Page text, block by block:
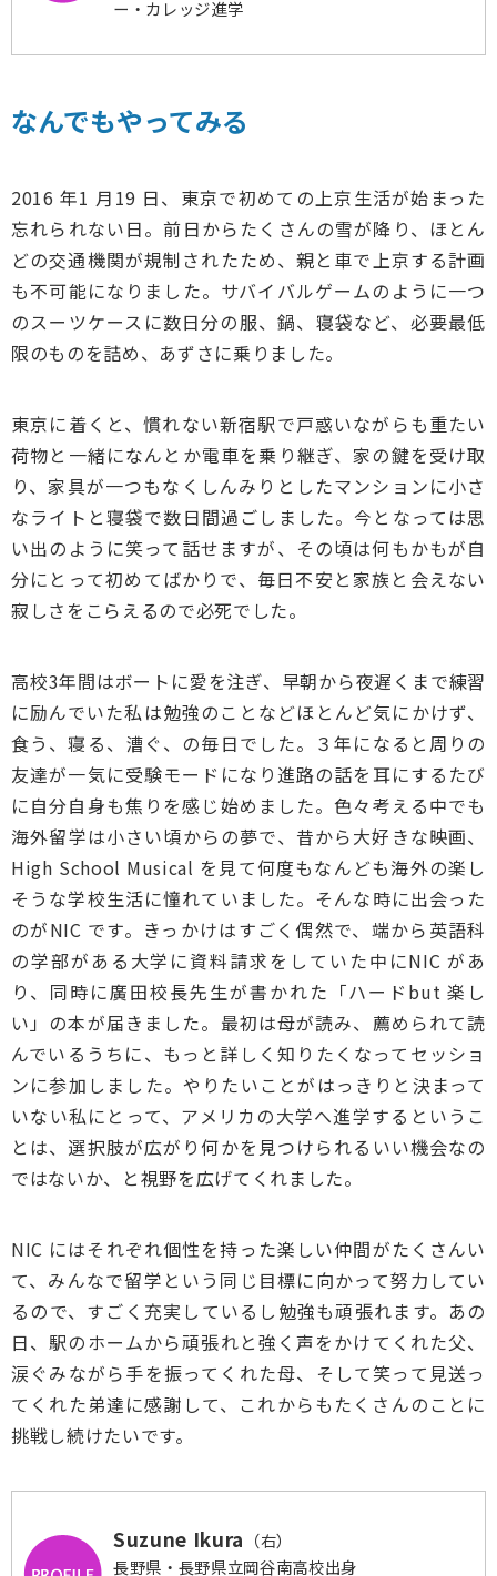
ー・カレッジ進学
なんでもやってみる
2016 年1 月19 日、東京で初めての上京生活が始まった
忘れられない日。前日からたくさんの雪が降り、ほとん
どの交通機関が規制されたため、親と車で上京する計画
も不可能になりました。サバイバルゲームのように一つ
のスーツケースに数日分の服、鍋、寝袋など、必要最低
限のものを詰め、あずさに乗りました。
東京に着くと、慣れない新宿駅で戸惑いながらも重たい
荷物と一緒になんとか電車を乗り継ぎ、家の鍵を受け取
り、家具が一つもなくしんみりとしたマンションに小さ
なライトと寝袋で数日間過ごしました。今となっては思
い出のように笑って話せますが、その頃は何もかもが自
分にとって初めてばかりで、毎日不安と家族と会えない
寂しさをこらえるので必死でした。
高校3年間はボートに愛を注ぎ、早朝から夜遅くまで練習
に励んでいた私は勉強のことなどほとんど気にかけず、
食う、寝る、漕ぐ、の毎日でした。３年になると周りの
友達が一気に受験モードになり進路の話を耳にするたび
に自分自身も焦りを感じ始めました。色々考える中でも
海外留学は小さい頃からの夢で、昔から大好きな映画、
High School Musical を見て何度もなんども海外の楽し
そうな学校生活に憧れていました。そんな時に出会った
のがNIC です。きっかけはすごく偶然で、端から英語科
の学部がある大学に資料請求をしていた中にNIC があ
り、同時に廣田校長先生が書かれた「ハードbut 楽し
い」の本が届きました。最初は母が読み、薦められて読
んでいるうちに、もっと詳しく知りたくなってセッショ
ンに参加しました。やりたいことがはっきりと決まって
いない私にとって、アメリカの大学へ進学するというこ
とは、選択肢が広がり何かを見つけられるいい機会なの
ではないか、と視野を広げてくれました。
NIC にはそれぞれ個性を持った楽しい仲間がたくさんい
て、みんなで留学という同じ目標に向かって努力してい
るので、すごく充実しているし勉強も頑張れます。あの
日、駅のホームから頑張れと強く声をかけてくれた父、
涙ぐみながら手を振ってくれた母、そして笑って見送っ
てくれた弟達に感謝して、これからもたくさんのことに
挑戦し続けたいです。
Suzune Ikura （右）
長野県・長野県立岡谷南高校出身